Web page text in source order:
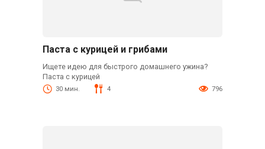
Паста с курицей и грибами
Ищете идею для быстрого домашнего ужина?
Паста с курицей
30 мин. 4 796